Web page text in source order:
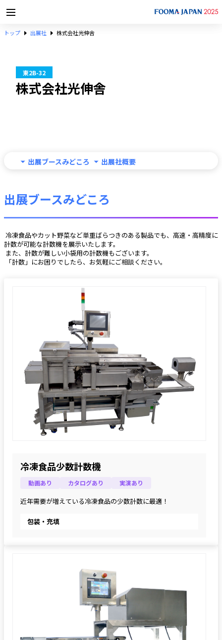
トップ 出展社 株式会社光伸舎
東2B-32
株式会社光伸舎
出展ブースみどころ 出展社概要
出展ブースみどころ
計数が可能な計数機を展示いたします。
また、計数が難しい小袋用の計数機もございます。
「計数」にお困りでしたら、お気軽にご相談ください。
冷凍食品少数計数機
動画あり カタログあり 実演あり
近年需要が増えている冷凍食品の少数計数に最適！
包装・充填